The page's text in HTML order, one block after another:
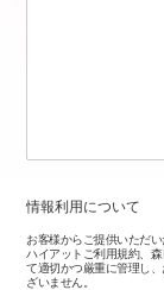
情報利用について
お客様からご提供いただ
ハイアットご利用規約、
て適切かつ厳重に管理し
ざいません。